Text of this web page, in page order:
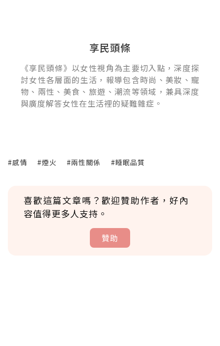
享民頭條
《享民頭條》以女性視角為主要切入點，深度探
討女性各層面的生活，報導包含時尚、美妝、寵
物、兩性、美食、旅遊、潮流等領域，兼具深度
與廣度解答女性在生活裡的疑難雜症。
#感情 #煙火 #兩性關係 #睡眠品質
喜歡這篇文章嗎？歡迎贊助作者，好內
容值得更多人支持。
贊助